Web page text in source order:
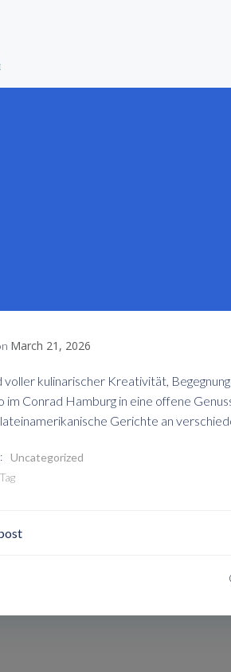
March 21, 2026
voller kulinarischer Kreativität,
im Conrad Hamburg in eine offene
Gerichte an
Uncategorized